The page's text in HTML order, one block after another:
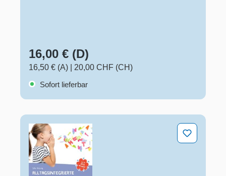
16,00 € (D)
16,50 € (A)
20,00 CHF (CH)
Sofort lieferbar
Alltagsintegrierte Sprachbildung für zwischendurch